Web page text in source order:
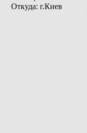
Откуда: г.Киев